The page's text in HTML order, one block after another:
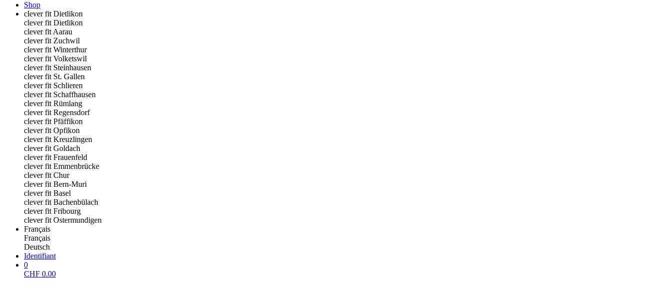
Shop
clever fit Dietlikon
clever fit Dietlikon
clever fit Aarau
clever fit Zuchwil
clever fit Winterthur
clever fit Volketswil
clever fit Steinhausen
clever fit St. Gallen
clever fit Schlieren
clever fit Schaffhausen
clever fit Rümlang
clever fit Regensdorf
clever fit Pfäffikon
clever fit Opfikon
clever fit Kreuzlingen
clever fit Goldach
clever fit Frauenfeld
clever fit Emmenbrücke
clever fit Chur
clever fit Bern-Muri
clever fit Basel
clever fit Bachenbülach
clever fit Fribourg
clever fit Ostermundigen
Français
Français
Deutsch
Identifiant
0
CHF 0.00